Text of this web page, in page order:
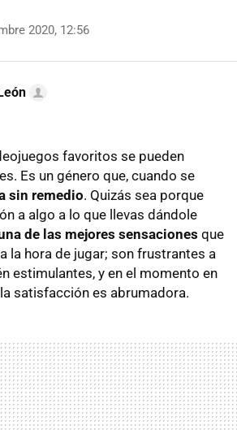
2020, 12:56
favoritos se pueden
Es un género que, cuando se
sin remedio. Quizás sea porque
a algo a lo que llevas dándole
de las mejores sensaciones que
la hora de jugar; son frustrantes a
estimulantes, y en el momento en
satisfacción es abrumadora.